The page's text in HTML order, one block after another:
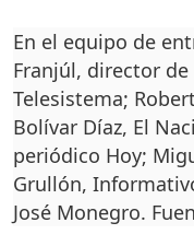
En el equipo de
Franjúl, director
Telesistema;
Bolívar Díaz, El
periódico Hoy;
Grullón,
José Monegro.